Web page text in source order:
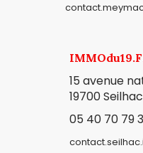
15 avenue
19700 Seilhac
05 40 70 79